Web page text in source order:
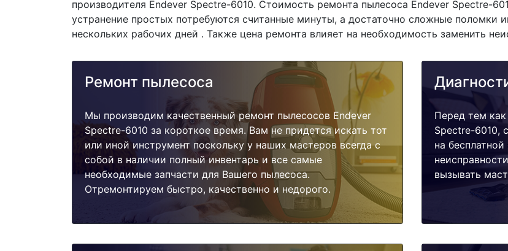
производителя Endever Spectre-6010. Стоимость ремонта пылесоса Endever Spectre-
устранение простых потребуются считанные минуты, а достаточно сложные поломки
нескольких рабочих дней . Также цена ремонта влияет на необходимость заменить
Ремонт пылесоса
Мы производим качественный ремонт пылесосов Endever
Spectre-6010 за короткое время. Вам не придется искать тот
или иной инструмент поскольку у наших мастеров всегда с
собой в наличии полный инвентарь и все самые
необходимые запчасти для Вашего пылесоса.
Отремонтируем быстро, качественно и недорого.
Перед тем
Spectre-6010,
на
вызывать